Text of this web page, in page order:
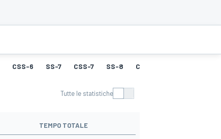
CSS-6 SS-7 CSS-7 SS-8 CSS-8
Tutte le statistiche
TEMPO TOTALE